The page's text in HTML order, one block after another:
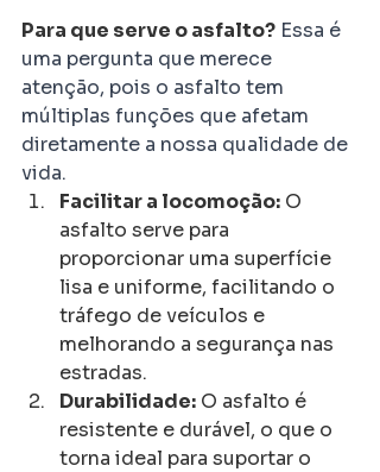
Para que serve o asfalto? Essa é
uma pergunta que merece
atenção, pois o asfalto tem
múltiplas funções que afetam
diretamente a nossa qualidade de
vida.
Facilitar a locomoção: O
asfalto serve para
proporcionar uma superfície
lisa e uniforme, facilitando o
tráfego de veículos e
melhorando a segurança nas
estradas.
Durabilidade: O asfalto é
resistente e durável, o que o
torna ideal para suportar o